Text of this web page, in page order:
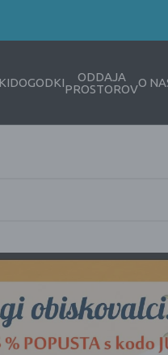
DOGODKI
ODDAJA
PROSTOROVO